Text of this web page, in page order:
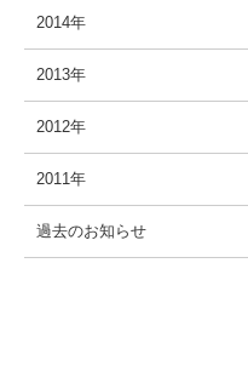
2014年
2013年
2012年
2011年
過去のお知らせ